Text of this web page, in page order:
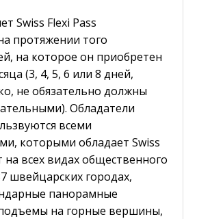
Swiss Flexi Pass
протяжении того
на которое он приобретен
(3, 4, 5, 6 или 8 дней,
не обязательно должны
Обладатели
всеми
которыми обладает Swiss
на всех видах общественного
швейцарских городах,
панорамные
на горные вершины,